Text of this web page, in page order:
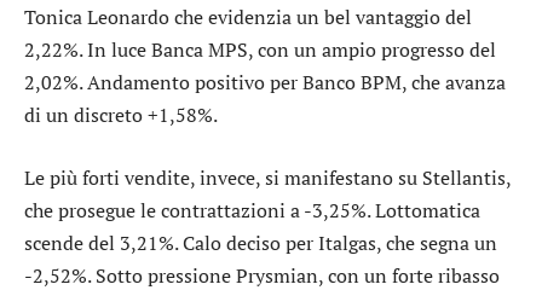
TonicaLeonardoche evidenzia un bel vantaggio del
2,22%. In luceBanca MPS, con un ampio progresso del
2,02%. Andamento positivo perBanco BPM, che avanza
di un discreto +1,58%.
Le più forti vendite, invece, si manifestano su Stellantis,
che prosegue le contrattazioni a -3,25%.Lottomatica
scende del 3,21%. Calo deciso perItalgas, che segna un
-2,52%. Sotto pressionePrysmian, con un forte ribasso